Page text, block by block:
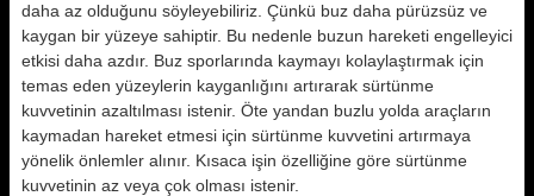
daha az olduğunu söyleyebiliriz. Çünkü buz daha pürüzsüz ve
kaygan bir yüzeye sahiptir. Bu nedenle buzun hareketi engelleyici
etkisi daha azdır. Buz sporlarında kaymayı kolaylaştırmak için
temas eden yüzeylerin kayganlığını artırarak sürtünme
kuvvetinin azaltılması istenir. Öte yandan buzlu yolda araçların
kayma­dan hareket etmesi için sürtünme kuvvetini artırmaya
yönelik önlemler alınır. Kısaca işin özelliğine göre sürtünme
kuvvetinin az veya çok olması istenir.